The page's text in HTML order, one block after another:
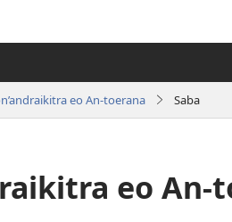
eo An-toerana Saba
eo An-